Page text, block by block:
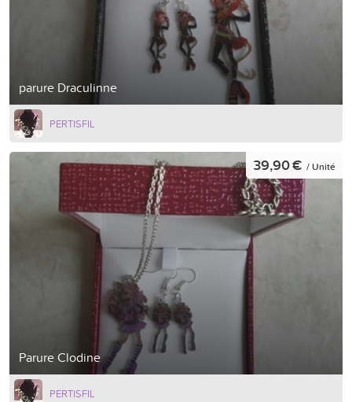
parure Draculinne
PERTISFIL
Parure Clodine
39,90 € / Unité
PERTISFIL